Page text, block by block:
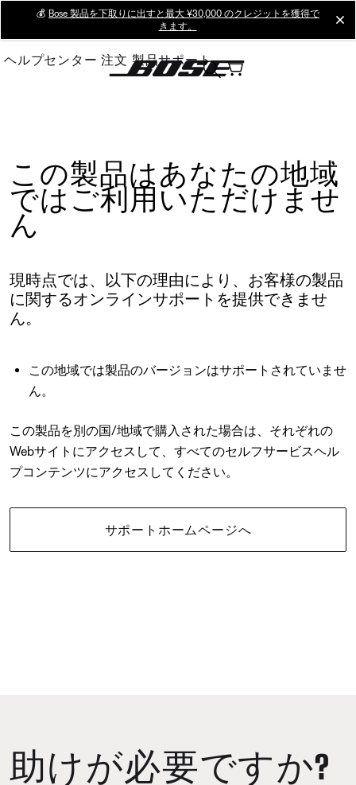
Main
💰 Bose 製品を下取りに出すと最大 ¥30,000 のクレジットを獲得で
きます。
ヘルプセンター 注文 製品サポート
この製品はあなたの地域
ではご利用いただけませ
ん
現時点では、以下の理由により、お客様の製品
に関するオンラインサポートを提供できませ
ん。
この地域では製品のバージョンはサポートされていませ
ん。
この製品を別の国/地域で購入された場合は、それぞれの
Webサイトにアクセスして、すべてのセルフサービスヘル
プコンテンツにアクセスしてください。
サポートホームページへ
助けが必要ですか?